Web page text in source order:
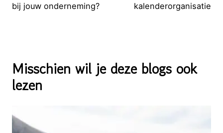
bij jouw onderneming?
kalenderorganisatie
Misschien wil je deze blogs ook
lezen